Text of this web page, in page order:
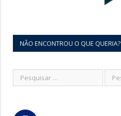
NÃO ENCONTROU O QUE QUERIA?